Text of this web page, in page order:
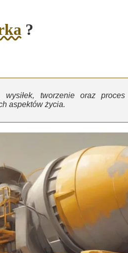
?
tworzenie oraz
aspektów życia.